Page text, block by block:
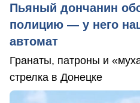
Пьяный дончанин
полицию — у него
автомат
Гранаты, патроны и
стрелка в Донецке